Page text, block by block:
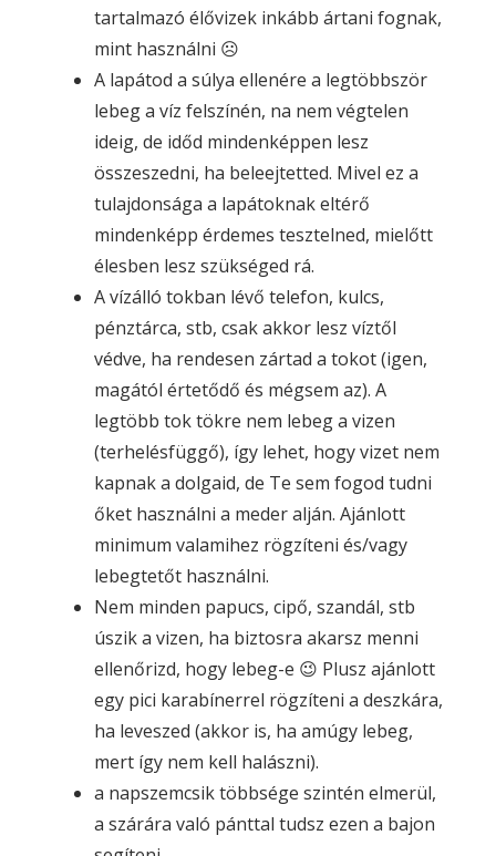
tartalmazó élővizek inkább ártani fognak,
mint használni ☹
A lapátod a súlya ellenére a legtöbbször
lebeg a víz felszínén, na nem végtelen
ideig, de időd mindenképpen lesz
összeszedni, ha beleejtetted. Mivel ez a
tulajdonsága a lapátoknak eltérő
mindenképp érdemes tesztelned, mielőtt
élesben lesz szükséged rá.
A vízálló tokban lévő telefon, kulcs,
pénztárca, stb, csak akkor lesz víztől
védve, ha rendesen zártad a tokot (igen,
magától értetődő és mégsem az). A
legtöbb tok tökre nem lebeg a vizen
(terhelésfüggő), így lehet, hogy vizet nem
kapnak a dolgaid, de Te sem fogod tudni
őket használni a meder alján. Ajánlott
minimum valamihez rögzíteni és/vagy
lebegtetőt használni.
Nem minden papucs, cipő, szandál, stb
úszik a vizen, ha biztosra akarsz menni
ellenőrizd, hogy lebeg-e 😉 Plusz ajánlott
egy pici karabínerrel rögzíteni a deszkára,
ha leveszed (akkor is, ha amúgy lebeg,
mert így nem kell halászni).
a napszemcsik többsége szintén elmerül,
a szárára való pánttal tudsz ezen a bajon